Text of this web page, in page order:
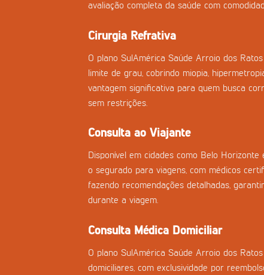
avaliação completa da saúde com
Cirurgia Refrativa
O plano SulAmérica Saúde Arroio dos
limite de grau, cobrindo miopia,
vantagem significativa para quem busca
sem restrições.
Consulta ao Viajante
Disponível em cidades como Belo
o segurado para viagens, com médicos
fazendo recomendações detalhadas,
durante a viagem.
Consulta Médica Domiciliar
O plano SulAmérica Saúde Arroio dos
domiciliares, com exclusividade por